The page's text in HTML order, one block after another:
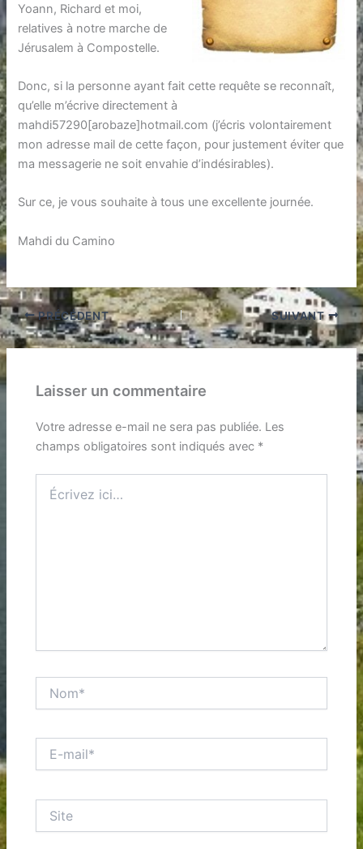
Yoann, Richard et moi,
relatives à notre marche de
Jérusalem à Compostelle.
Donc, si la personne ayant fait cette requête se reconnaît,
qu’elle m’écrive directement à
mahdi57290[arobaze]hotmail.com (j’écris volontairement
mon adresse mail de cette façon, pour justement éviter que
ma messagerie ne soit envahie d’indésirables).
Sur ce, je vous souhaite à tous une excellente journée.
Mahdi du Camino
PRÉCÉDENT SUIVANT
Laisser un commentaire
Votre adresse e-mail ne sera pas publiée. Les
champs obligatoires sont indiqués avec *
ici…
mail*